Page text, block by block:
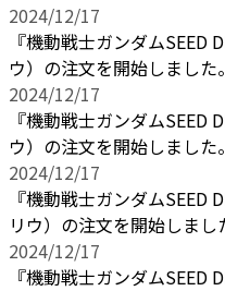
2024/12/17
『機動戦士ガンダムSEED
ウ）の注文を開始しました。
2024/12/17
『機動戦士ガンダムSEED
ウ）の注文を開始しました。
2024/12/17
『機動戦士ガンダムSEED
リウ）の注文を開始しまし
2024/12/17
『機動戦士ガンダムSEED